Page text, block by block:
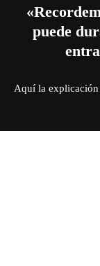
puede
Aquí la